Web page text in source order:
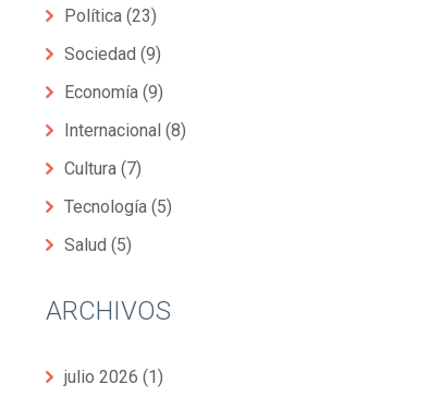
Política (23)
Sociedad (9)
Economía (9)
Internacional (8)
Cultura (7)
Tecnología (5)
Salud (5)
ARCHIVOS
julio 2026 (1)